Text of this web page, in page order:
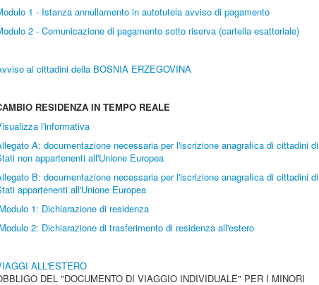
1 - Istanza annullamento in autotutela avviso di pagamento
2 - Comunicazione di pagamento sotto riserva (cartella esattoriale)
ai cittadini della BOSNIA ERZEGOVINA
RESIDENZA IN TEMPO REALE
l'informativa
A: documentazione necessaria per l'iscrizione anagrafica di cittadini di
non appartenenti all'Unione Europea
B: documentazione necessaria per l'iscrizione anagrafica di cittadini di
appartenenti all'Unione Europea
1: Dichiarazione di residenza
2: Dichiarazione di trasferimento di residenza all'estero
ALL'ESTERO
DEL "DOCUMENTO DI VIAGGIO INDIVIDUALE" PER I MINORI